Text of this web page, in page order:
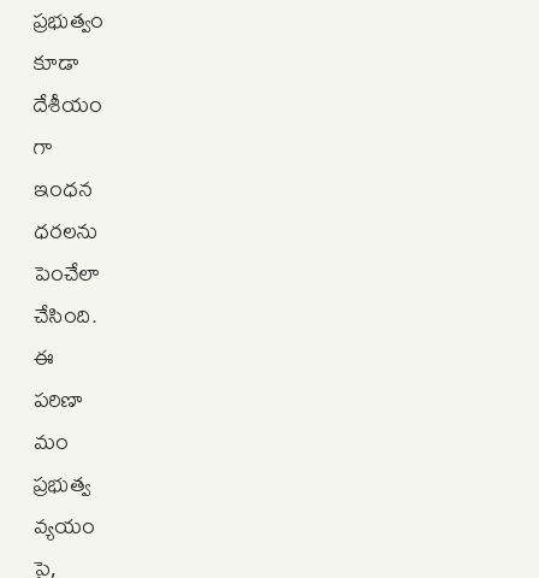
ప్రభుత్వం
కూడా
దేశీయం
గా
ఇంధన
ధరలను
పెంచేలా
చేసింది.
ఈ
పరిణా
మం
ప్రభుత్వ
వ్యయం
పై,